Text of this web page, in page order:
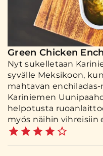
Green Chicken
Nyt sukelletaan
syvälle Meksikoon,
mahtavan enchiladas-
Kariniemen
helpotusta
myös näihin vihreisiin